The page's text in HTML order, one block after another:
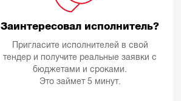
Заинтересовал исполнитель?
Пригласите исполнителей в свой
тендер и получите реальные заявки с
бюджетами и сроками.
Это займет 5 минут.